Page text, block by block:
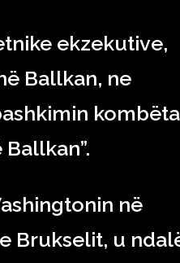
ekzekutive,
Ballkan, ne
në
Brukselit, u